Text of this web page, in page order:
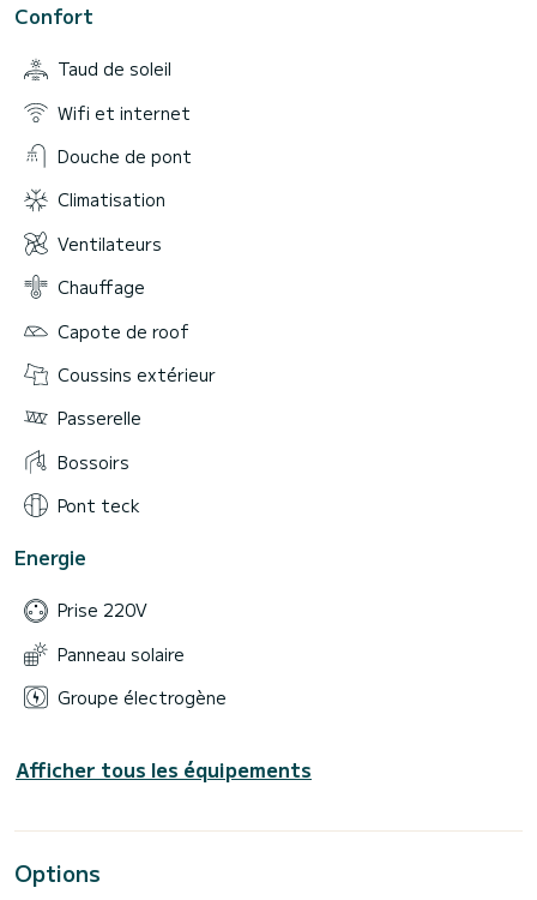
Confort
Taud de soleil
Wifi et internet
Douche de pont
Climatisation
Ventilateurs
Chauffage
Capote de roof
Coussins extérieur
Passerelle
Bossoirs
Pont teck
Energie
Prise 220V
Panneau solaire
Groupe électrogène
Afficher tous les équipements
Options